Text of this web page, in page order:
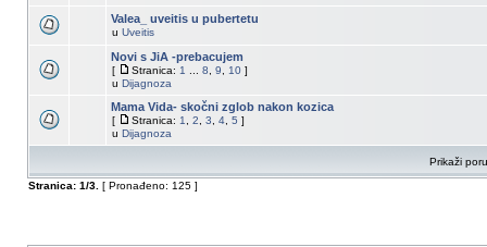
Valea_ uveitis u pubertetu
u Uveitis
Novi s JiA -prebacujem
[ Stranica: 1 8 9 10 ]
u Dijagnoza
Mama Vida- skočni zglob nakon kozica
[ Stranica: 1 2 3 4 5 ]
u Dijagnoza
Prikaži
Stranica: 1/3 [ Pronađeno: 125 ]